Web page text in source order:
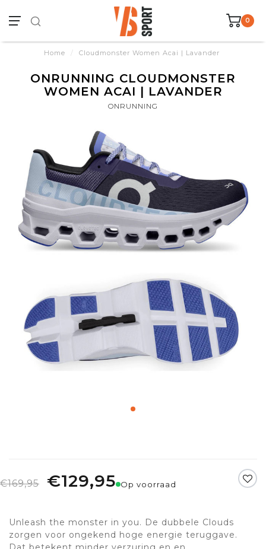
0
Home / Cloudmonster Women Acai | Lavander
ONRUNNING CLOUDMONSTER
WOMEN ACAI | LAVANDER
ONRUNNING
€169,95 €129,95 Op voorraad
Unleash the monster in you. De dubbele Clouds
zorgen voor ongekend hoge energie teruggave.